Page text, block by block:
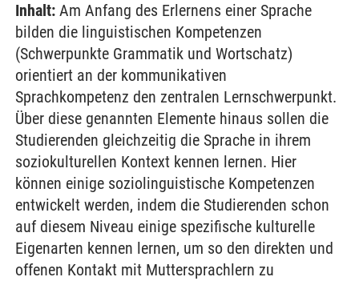
Inhalt: Am Anfang des Erlernens einer Sprache
bilden die linguistischen Kompetenzen
(Schwerpunkte Grammatik und Wortschatz)
orientiert an der kommunikativen
Sprachkompetenz den zentralen Lernschwerpunkt.
Über diese genannten Elemente hinaus sollen die
Studierenden gleichzeitig die Sprache in ihrem
soziokulturellen Kontext kennen lernen. Hier
können einige soziolinguistische Kompetenzen
entwickelt werden, indem die Studierenden schon
auf diesem Niveau einige spezifische kulturelle
Eigenarten kennen lernen, um so den direkten und
offenen Kontakt mit Muttersprachlern zu